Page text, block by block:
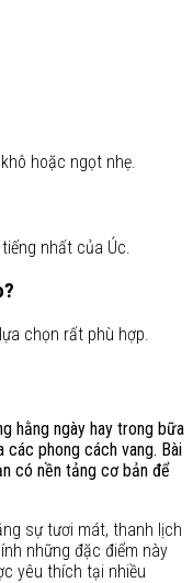
hoặc ngọt nhẹ.
nhất của Úc.
chọn rất phù hợp.
hằng ngày hay trong bữa
các phong cách vang. Bài
có nền tảng cơ bản để
sự tươi mát, thanh lịch
những đặc điểm này
yêu thích tại nhiều